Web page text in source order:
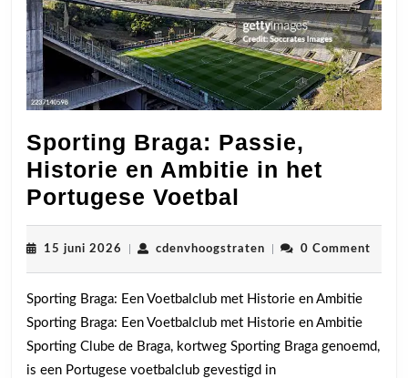
Sporting Braga: Passie,
Historie en Ambitie in het
Portugese Voetbal
Braga:
Passie,
Historie
en
Ambitie
in
15 juni 2026 15
cdenvhoogstratencdenvhoogstraten
0 Comment
Sporting Braga: Een Voetbalclub met Historie en Ambitie
Sporting Braga: Een Voetbalclub met Historie en Ambitie
Sporting Clube de Braga, kortweg Sporting Braga genoemd,
is een Portugese voetbalclub gevestigd in